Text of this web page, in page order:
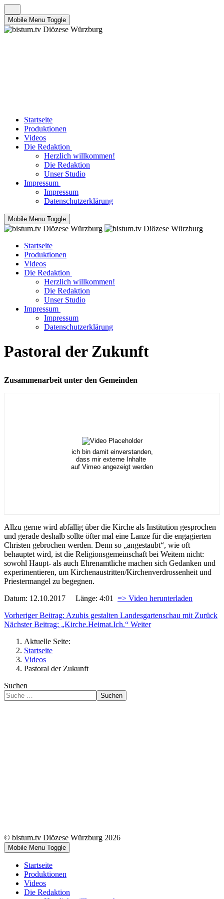
Mobile Menu Toggle
Startseite
Produktionen
Videos
Die Redaktion
Herzlich willkommen!
Die Redaktion
Unser Studio
Impressum
Impressum
Datenschutzerklärung
Mobile Menu Toggle
Startseite
Produktionen
Videos
Die Redaktion
Herzlich willkommen!
Die Redaktion
Unser Studio
Impressum
Impressum
Datenschutzerklärung
Pastoral der Zukunft
Zusammenarbeit unter den Gemeinden
ich bin damit einverstanden,
dass mir externe Inhalte
auf Vimeo angezeigt werden
Allzu gerne wird abfällig über die Kirche als Institution gesprochen
und gerade deshalb sollte öfter mal eine Lanze für die engagierten
Christen gebrochen werden. Denn so „angestaubt“, wie oft
behauptet wird, ist die Religionsgemeinschaft bei Weitem nicht:
sowohl Haupt- als auch Ehrenamtliche machen sich Gedanken und
experimentieren, um Kirchenaustritten/Kirchenverdrossenheit und
Priestermangel zu begegnen.
Datum: 12.10.2017 Länge: 4:01 => Video herunterladen
Vorheriger Beitrag: Azubis gestalten Landesgartenschau mitZurück
Nächster Beitrag: „Kirche.Heimat.Ich.“ Weiter
Aktuelle Seite:
Startseite
Videos
Pastoral der Zukunft
Suchen
Suchen
© bistum.tv Diözese Würzburg 2026
Mobile Menu Toggle
Startseite
Produktionen
Videos
Die Redaktion